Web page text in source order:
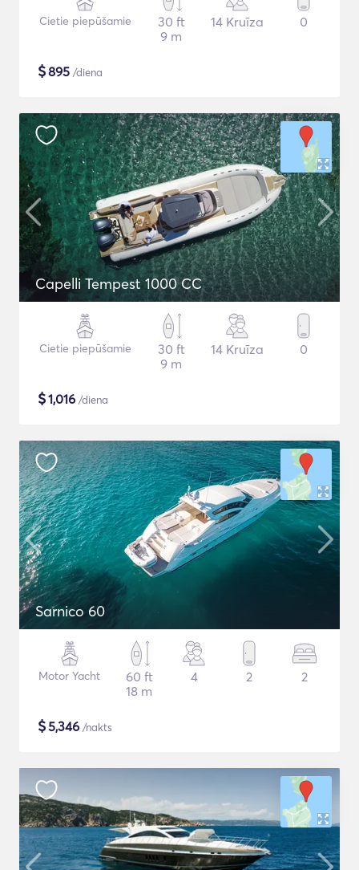
Cietie piepūšamie
30 ft
9 m
14 Kruīza 0
$895 /diena
Capelli Tempest 1000 CC
Cietie piepūšamie
30 ft
9 m
14 Kruīza 0
$1,016 /diena
Sarnico 60
Motor Yacht
60 ft
18 m
4 2 2
$5,346 /nakts